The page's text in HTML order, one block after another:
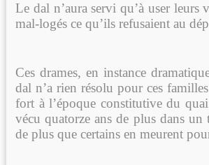
Le dal n’aura servi qu’à user
mal-logés ce qu’ils refusaient au
Ces drames, en instance
dal n’a rien résolu pour ces
fort à l’époque constitutive du
vécu quatorze ans de plus dans
de plus que certains en meurent